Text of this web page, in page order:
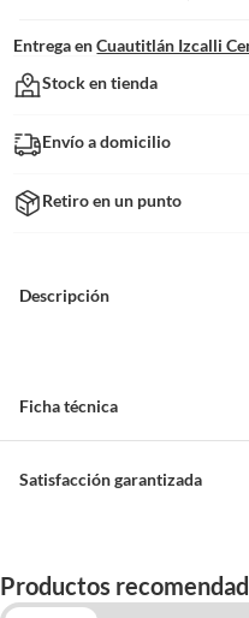
Entrega en Cuautitlán Izcalli
Stock en tienda
Envío a domicilio
Retiro en un punto
Descripción
Ficha técnica
Acabado
Satisfacción garantizada
Todas las compras que realices
Satisfacción garantizada. Esto
Productos